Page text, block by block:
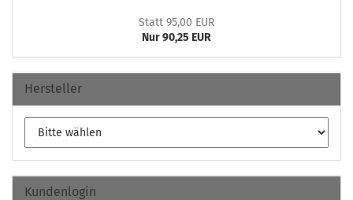
Statt 95,00 EUR
Nur 90,25 EUR
Hersteller
Kundenlogin